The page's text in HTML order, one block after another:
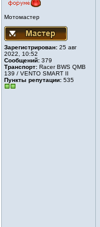
Мотомастер
Зарегистрирован: 25 авг
2022, 10:52
Сообщений: 379
Транспорт: Racer BWS QMB
139 / VENTO SMART II
Пункты репутации: 535